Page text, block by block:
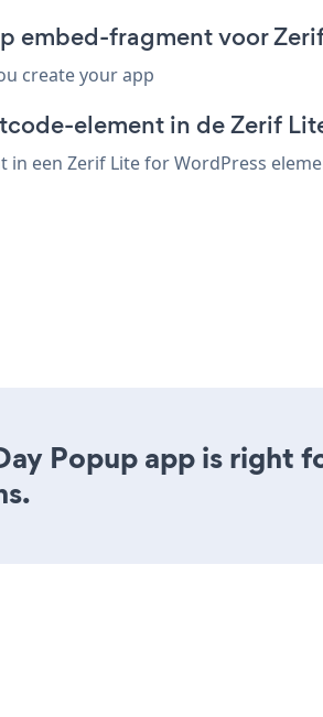
embed-fragment voor
create your app
element in de Zerif
in een Zerif Lite for WordPress
Popup app is right